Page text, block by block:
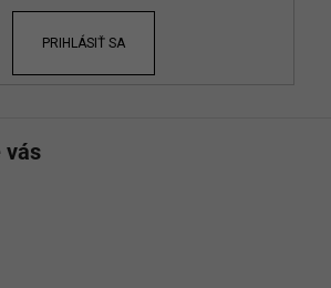
PRIHLÁSIŤ SA
vás